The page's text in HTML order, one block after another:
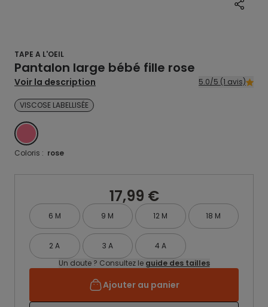
TAPE A L'OEIL
Pantalon large bébé fille rose
Voir la description 5.0/5 (1 avis)
VISCOSE LABELLISÉE
ROSE
Coloris : rose
17,99 €
6 M 9 M 12 M 18 M
2 A 3 A
4 A
Un doute ? Consultez le guide des tailles
Ajouter au panier